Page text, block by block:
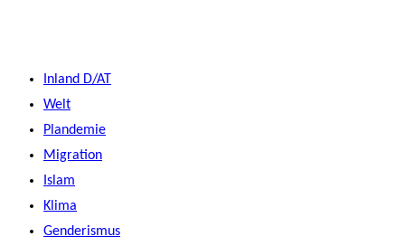
Inland D/AT
Welt
Plandemie
Migration
Islam
Klima
Genderismus